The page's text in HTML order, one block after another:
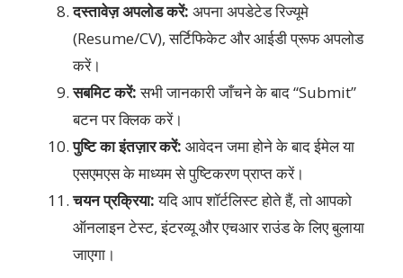
दस्तावेज़ अपलोड करें: अपना अपडेटेड रिज्यूमे
(Resume/CV), सर्टिफिकेट और आईडी प्रूफ अपलोड
करें।
सबमिट करें:सभी जानकारी जाँचने के बाद “Submit”
बटन पर क्लिक करें।
पुष्टि का इंतज़ार करें: आवेदन जमा होने के बाद ईमेल या
एसएमएस के माध्यम से पुष्टिकरण प्राप्त करें।
चयन प्रक्रिया:यदि आप शॉर्टलिस्ट होते हैं, तो आपको
ऑनलाइन टेस्ट, इंटरव्यू और एचआर राउंड के लिए बुलाया
जाएगा।